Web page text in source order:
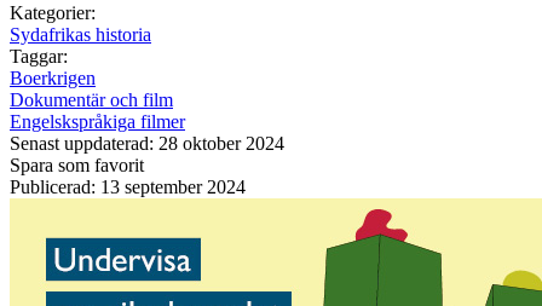
Kategorier:
Sydafrikas historia
Taggar:
Boerkrigen
Dokumentär och film
Engelskspråkiga filmer
Senast uppdaterad: 28 oktober 2024
Spara som favorit
Publicerad: 13 september 2024